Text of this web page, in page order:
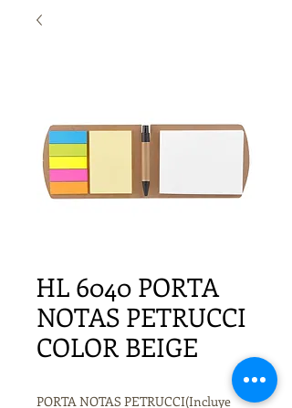
HL 6040 PORTA
NOTAS PETRUCCI
COLOR BEIGE
PORTA NOTAS PETRUCCI(Incluye